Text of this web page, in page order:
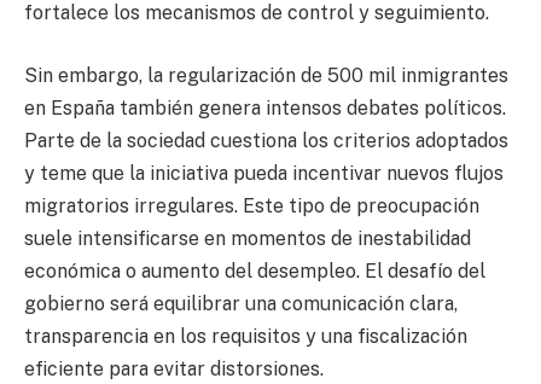
fortalece los mecanismos de control y seguimiento.
Sin embargo, la regularización de 500 mil inmigrantes
en España también genera intensos debates políticos.
Parte de la sociedad cuestiona los criterios adoptados
y teme que la iniciativa pueda incentivar nuevos flujos
migratorios irregulares. Este tipo de preocupación
suele intensificarse en momentos de inestabilidad
económica o aumento del desempleo. El desafío del
gobierno será equilibrar una comunicación clara,
transparencia en los requisitos y una fiscalización
eficiente para evitar distorsiones.